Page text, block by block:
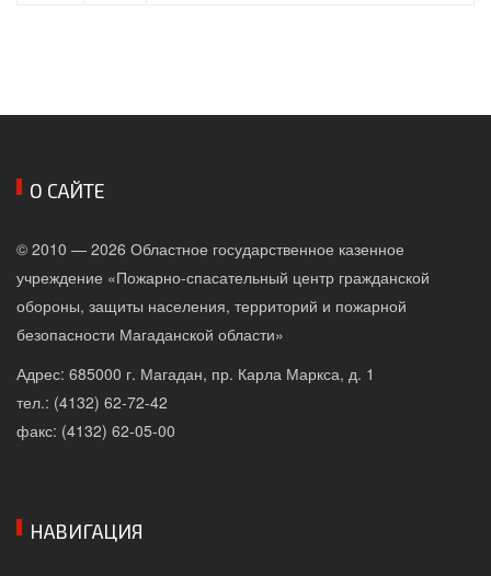
О САЙТЕ
© 2010 — 2026 Областное государственное казенное
учреждение «Пожарно-спасательный центр гражданской
обороны, защиты населения, территорий и пожарной
безопасности Магаданской области»
Адрес: 685000 г. Магадан, пр. Карла Маркса, д. 1
тел.: (4132) 62-72-42
факс: (4132) 62-05-00
НАВИГАЦИЯ